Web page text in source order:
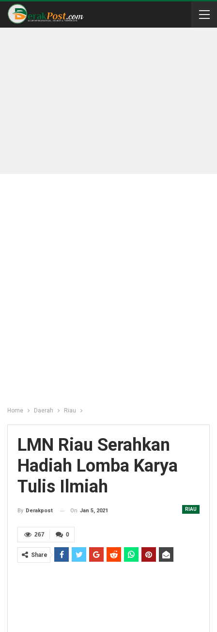
Home Daerah Riau
LMN Riau Serahkan
Hadiah Lomba Karya
Tulis Ilmiah
RIAU
By Derakpost On Jan 5, 2021
0
267
Share